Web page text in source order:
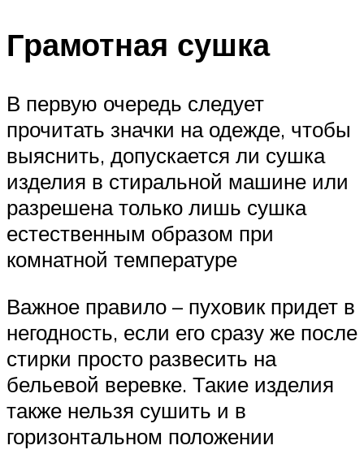
Грамотная сушка
В первую очередь следует
прочитать значки на одежде, чтобы
выяснить, допускается ли сушка
изделия в стиральной машине или
разрешена только лишь сушка
естественным образом при
комнатной температуре
Важное правило – пуховик придет в
негодность, если его сразу же после
стирки просто развесить на
бельевой веревке. Такие изделия
также нельзя сушить и в
горизонтальном положении